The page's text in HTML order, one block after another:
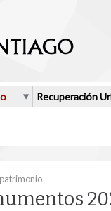
Recuperación